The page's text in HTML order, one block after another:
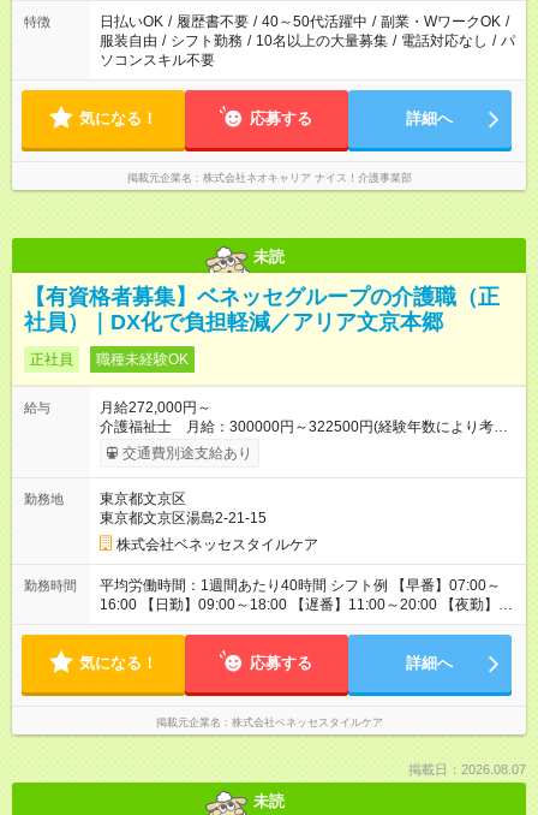
特徴 日払いOK / 履歴書不要 / 40～50代活躍中 / 副業・WワークOK /
服装自由 / シフト勤務 / 10名以上の大量募集 / 電話対応なし / パ
ソコンスキル不要
気になる！ 応募する 詳細へ
掲載元企業名 株式会社ネオキャリア ナイス！介護事業部
未読
【有資格者募集】ベネッセグループの介護職（正
社員）｜DX化で負担軽減／アリア文京本郷
正社員 職種未経験OK
給与
月給272,000円～
介護福祉士 月給：300000円～322500円(経験年数により考
慮） 初任者研修 月給：272000円～ 保育手当 月10000円／月
（規定あり）、ケアマネ資格手当 5000円／月、年末年始手当、
プあり、さらに4種類の専門資格を設け、資格取得者には1資格
につき、10000円／月の手当を支給 ※月給は居住支援特別手当
を含みます。居住支援特別手当は、当社入社歴のある場合、金
額が変わりますのでお問い合わせください。 【試用期間】試用
期間なし
交通費別途支給あり
勤務地
東京都文京区
東京都文京区湯島2-21-15
株式会社ベネッセスタイルケア
勤務時間
平均労働時間：1週間あたり40時間 シフト例 【早番】07:00～
16:00 【日勤】09:00～18:00 【遅番】11:00～20:00 【夜勤】
16:00～翌9:00 ※休憩は法定通り ※シフト時間はホームによって
平均労働時間：1週間あたり40時間 シフト例 【早番】07:00～
16:00～翌9:00 ※休憩は法定通り ※シフト時間はホームによって
前後します。 詳細の勤務時間についてはお問合せください。
気になる！ 応募する 詳細へ
掲載元企業名 株式会社ベネッセスタイルケア
掲載日：2026.08.07
未読